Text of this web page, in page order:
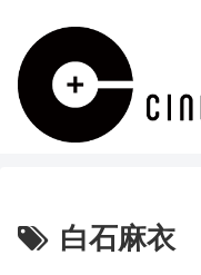
白石麻衣